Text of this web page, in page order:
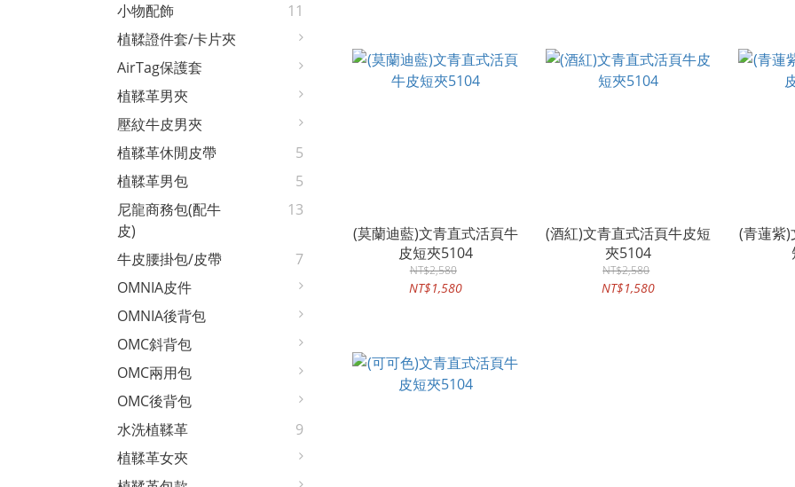
小物配飾
11
植鞣證件套/卡片夾
AirTag保護套
植鞣革男夾
壓紋牛皮男夾
植鞣革休閒皮帶
5
植鞣革男包
5
尼龍商務包(配牛
皮)
13
牛皮腰掛包/皮帶
7
OMNIA皮件
OMNIA後背包
OMC斜背包
OMC兩用包
OMC後背包
水洗植鞣革
9
植鞣革女夾
(莫蘭迪藍)文青直式活頁牛
皮短夾5104
NT$2,580
NT$1,580
(酒紅)文青直式活頁牛皮短
夾5104
NT$2,580
NT$1,580
(青蓮紫)